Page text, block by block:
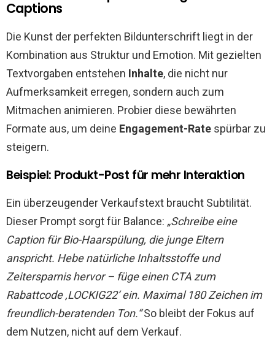
Captions
Die Kunst der perfekten Bildunterschrift liegt in der
Kombination aus Struktur und Emotion. Mit gezielten
Textvorgaben entstehen Inhalte, die nicht nur
Aufmerksamkeit erregen, sondern auch zum
Mitmachen animieren. Probier diese bewährten
Formate aus, um deine Engagement-Rate spürbar zu
steigern.
Beispiel: Produkt-Post für mehr Interaktion
Ein überzeugender Verkaufstext braucht Subtilität.
Dieser Prompt sorgt für Balance: „Schreibe eine
Caption für Bio-Haarspülung, die junge Eltern
anspricht. Hebe natürliche Inhaltsstoffe und
Zeitersparnis hervor – füge einen CTA zum
Rabattcode ‚LOCKIG22‘ ein. Maximal 180 Zeichen im
freundlich-beratenden Ton.“So bleibt der Fokus auf
dem Nutzen, nicht auf dem Verkauf.